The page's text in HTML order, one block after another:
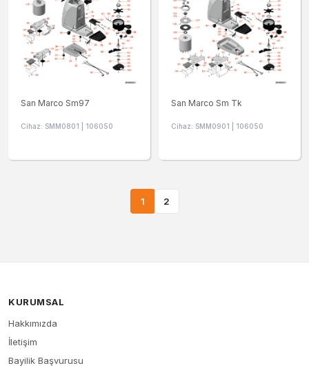
San Marco Sm97
Cihaz: SMM0801 | 106050
San Marco Sm Tk
Cihaz: SMM0901 | 106050
1 2
KURUMSAL
Hakkımızda
İletişim
Bayilik Başvurusu